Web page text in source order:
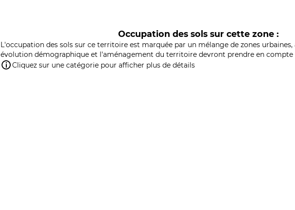
Occupation des sols sur cette zone :
L'occupation des sols sur ce territoire est marquée par un mélange de zones
évolution démographique et l'aménagement du territoire devront prendre en compte
Cliquez sur une catégorie pour afficher plus de détails